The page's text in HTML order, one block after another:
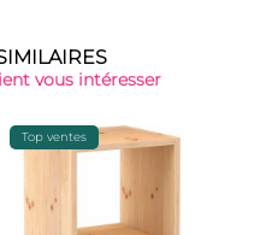
vous intéresser
Top ventes